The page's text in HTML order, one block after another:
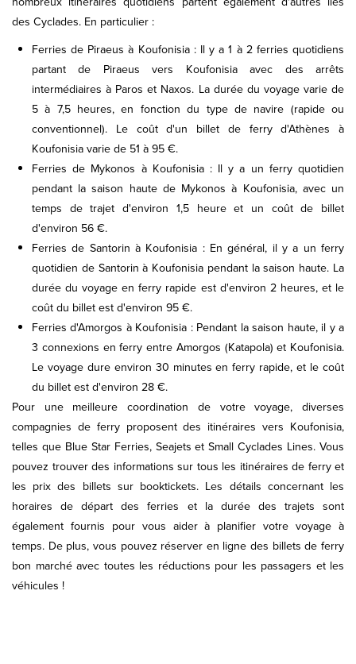
des Cyclades. En particulier :
Ferries de Piraeus à Koufonisia : Il y a 1 à 2 ferries quotidiens
partant de Piraeus vers Koufonisia avec des arrêts
intermédiaires à Paros et Naxos. La durée du voyage varie de
5 à 7,5 heures, en fonction du type de navire (rapide ou
conventionnel). Le coût d'un billet de ferry d'Athènes à
Koufonisia varie de 51 à 95 €.
Ferries de Mykonos à Koufonisia : Il y a un ferry quotidien
pendant la saison haute de Mykonos à Koufonisia, avec un
temps de trajet d'environ 1,5 heure et un coût de billet
d'environ 56 €.
Ferries de Santorin à Koufonisia : En général, il y a un ferry
quotidien de Santorin à Koufonisia pendant la saison haute. La
durée du voyage en ferry rapide est d'environ 2 heures, et le
coût du billet est d'environ 95 €.
Ferries d'Amorgos à Koufonisia : Pendant la saison haute, il y a
3 connexions en ferry entre Amorgos (Katapola) et Koufonisia.
Le voyage dure environ 30 minutes en ferry rapide, et le coût
du billet est d'environ 28 €.
Pour une meilleure coordination de votre voyage, diverses
compagnies de ferry proposent des itinéraires vers Koufonisia,
telles que Blue Star Ferries, Seajets et Small Cyclades Lines. Vous
pouvez trouver des informations sur tous les itinéraires de ferry et
les prix des billets sur booktickets. Les détails concernant les
horaires de départ des ferries et la durée des trajets sont
également fournis pour vous aider à planifier votre voyage à
temps. De plus, vous pouvez réserver en ligne des billets de ferry
bon marché avec toutes les réductions pour les passagers et les
véhicules !